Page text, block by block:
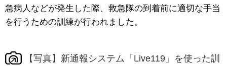
急病人などが発生した際、救急隊の到着前に適切な手当
を行うための訓練が行われました。
【写真】新通報システム「Live119」を使った訓